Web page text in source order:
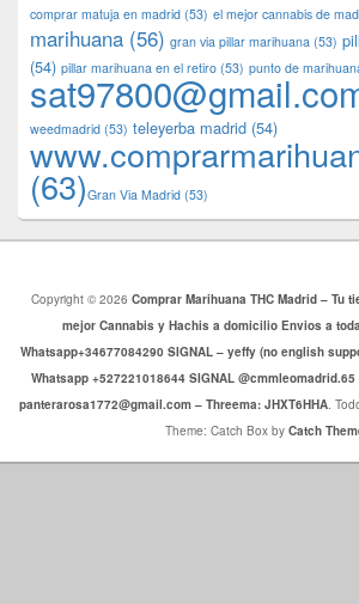
comprar matuja en madrid (53) el mejor cannabis de
marihuana (56) gran via pillar marihuana (53)
(54) pillar marihuana en el retiro (53) punto de
weedmadrid (53) teleyerba madrid (54)
(63)​​Gran Via Madrid (53)
Copyright © 2026 Comprar Marihuana THC Madrid – Tu
mejor Cannabis y Hachis a domicilio Envios a
Whatsapp+34677084290 SIGNAL – yeffy (no english
Whatsapp +527221018644 SIGNAL
panterarosa1772@gmail.com – Threema: JHXT6HHA.
Theme: Catch Box by Catch